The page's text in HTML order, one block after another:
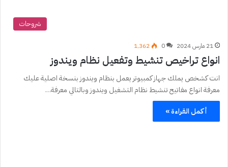
شروحات
21 مارس 2024 0 1٬362
انواع تراخيص تنشيط وتفعيل نظام ويندوز
انت كشخص يملك جهاز كمبيوتر يعمل بنظام ويندوز بنسخة اصلية عليك
معرفة انواع مفاتيح تنشيط نظام التشغيل ويندوز وبالتالي معرفة…
أكمل القراءة »